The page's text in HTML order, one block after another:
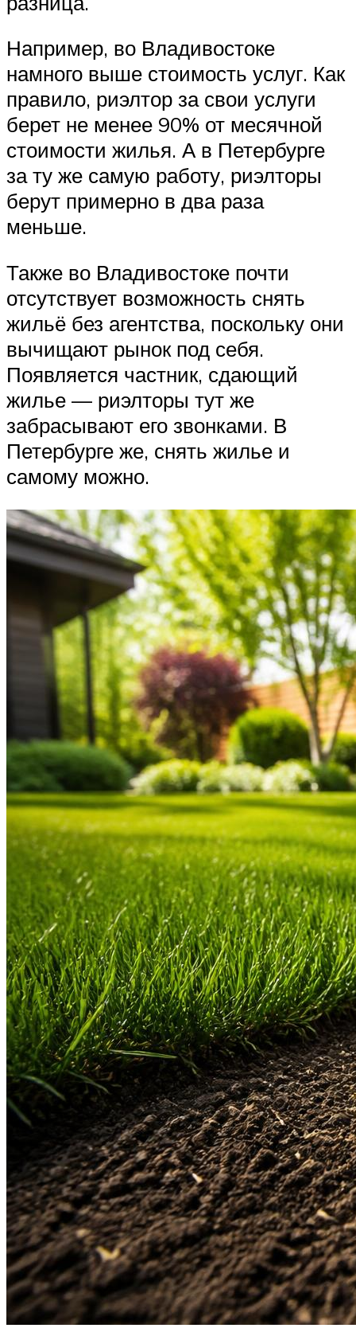
Например, во Владивостоке
намного выше стоимость услуг. Как
правило, риэлтор за свои услуги
берет не менее 90% от месячной
стоимости жилья. А в Петербурге
за ту же самую работу, риэлторы
берут примерно в два раза
меньше.
Также во Владивостоке почти
отсутствует возможность снять
жильё без агентства, поскольку они
вычищают рынок под себя.
Появляется частник, сдающий
жилье — риэлторы тут же
забрасывают его звонками. В
Петербурге же, снять жилье и
самому можно.